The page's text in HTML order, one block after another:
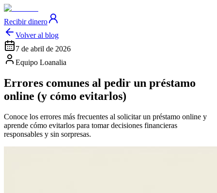
Recibir dinero
Volver al blog
7 de abril de 2026
Equipo Loanalia
Errores comunes al pedir un préstamo
online (y cómo evitarlos)
Conoce los errores más frecuentes al solicitar un préstamo online y
aprende cómo evitarlos para tomar decisiones financieras
responsables y sin sorpresas.